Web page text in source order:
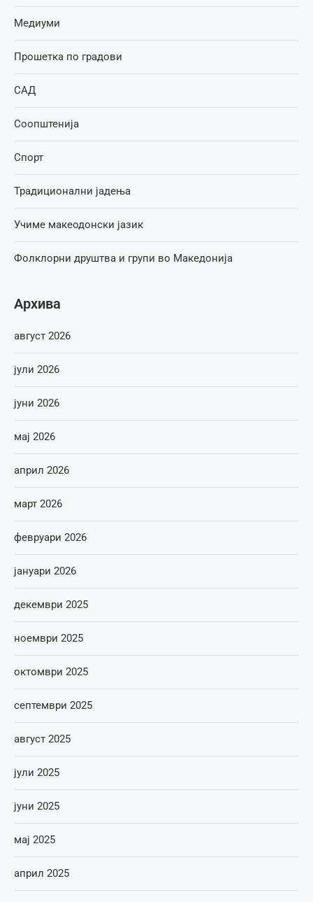
Медиуми
Прошетка по градови
САД
Соопштенија
Спорт
Традиционални јадења
Учиме макеодонски јазик
Фолклорни друштва и групи во Македонија
Архива
август 2026
јули 2026
јуни 2026
мај 2026
април 2026
март 2026
февруари 2026
јануари 2026
декември 2025
ноември 2025
октомври 2025
септември 2025
август 2025
јули 2025
јуни 2025
мај 2025
април 2025